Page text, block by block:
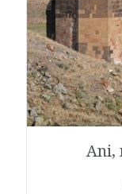
Ani,